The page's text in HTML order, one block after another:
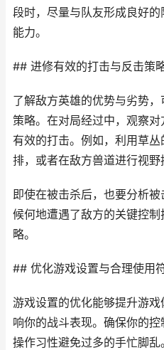
段时，尽量与队友形成良好
能力。
## 进修有效的打击与反击策
了解敌方英雄的优势与劣势
策略。在对局经过中，观察
有效的打击。例如，利用草
排，或者在敌方兽道进行视野
即使在被击杀后，也要分析
候何地遭遇了敌方的关键控
略。
## 优化游戏设置与合理使用
游戏设置的优化能够提升游
响你的战斗表现。确保你的
操作习性避免过多的手忙脚